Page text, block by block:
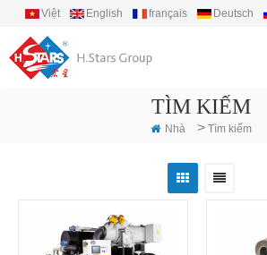
Việt English français Deutsch
TÌM KIẾM
Nhà > Tìm kiếm